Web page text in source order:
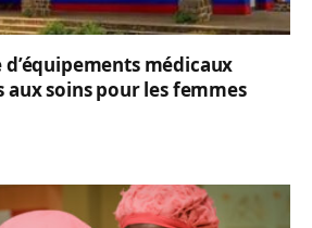
d’équipements médicaux
aux soins pour les femmes